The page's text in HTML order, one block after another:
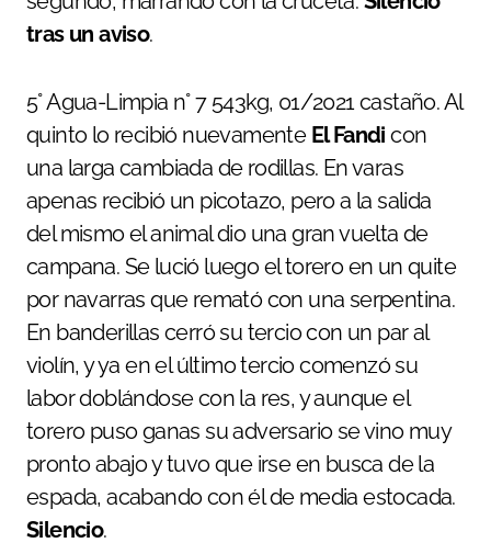
tras un aviso.
5° Agua-Limpia n° 7 543kg, 01/2021 castaño. Al
quinto lo recibió nuevamente El Fandi con
una larga cambiada de rodillas. En varas
apenas recibió un picotazo, pero a la salida
del mismo el animal dio una gran vuelta de
campana. Se lució luego el torero en un quite
por navarras que remató con una serpentina.
En banderillas cerró su tercio con un par al
violín, y ya en el último tercio comenzó su
labor doblándose con la res, y aunque el
torero puso ganas su adversario se vino muy
pronto abajo y tuvo que irse en busca de la
espada, acabando con él de media estocada.
Silencio.